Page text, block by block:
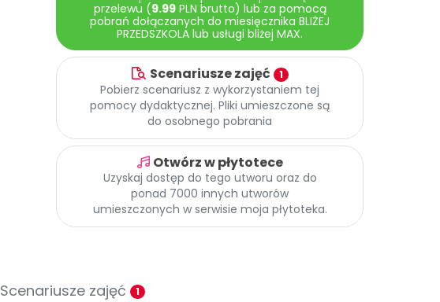
przelewu (9.99PLN brutto) lub za pomocą
pobrań dołączanych do miesięcznika BLIŻEJ
PRZEDSZKOLA lub usługi bliżej MAX.
Scenariusze zajęć 1
Pobierz scenariusz z wykorzystaniem tej
pomocy dydaktycznej. Pliki umieszczone są
do osobnego pobrania
Otwórz w płytotece
Uzyskaj dostęp do tego utworu oraz do
ponad 7000 innych utworów
umieszczonych w serwisie moja płytoteka.
Scenariusze zajęć 1